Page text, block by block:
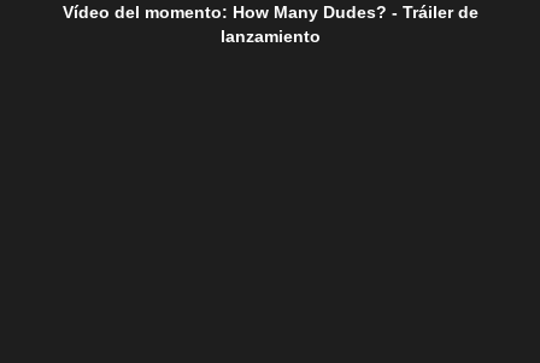
Vídeo del momento: How Many Dudes? - Tráiler de
lanzamiento